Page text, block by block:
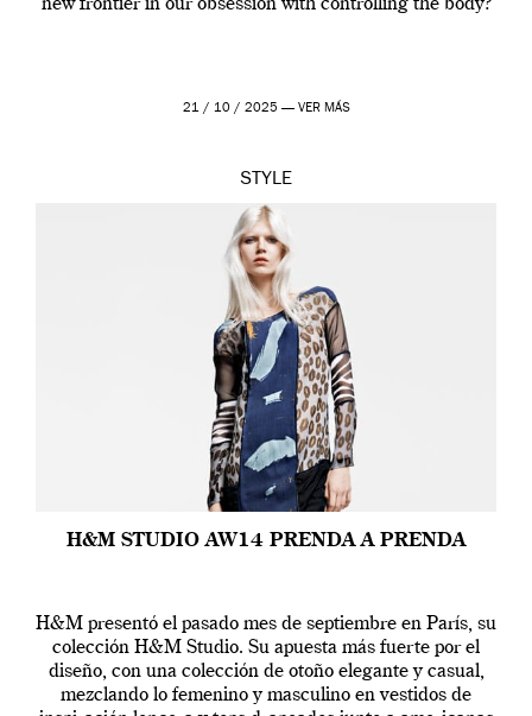
new frontier in our obsession with controlling the body?
21 / 10 / 2025 — VER MÁS
STYLE
H&M STUDIO AW14 PRENDA A PRENDA
H&M presentó el pasado mes de septiembre en París, su
colección H&M Studio. Su apuesta más fuerte por el
diseño, con una colección de otoño elegante y casual,
mezclando lo femenino y masculino en vestidos de